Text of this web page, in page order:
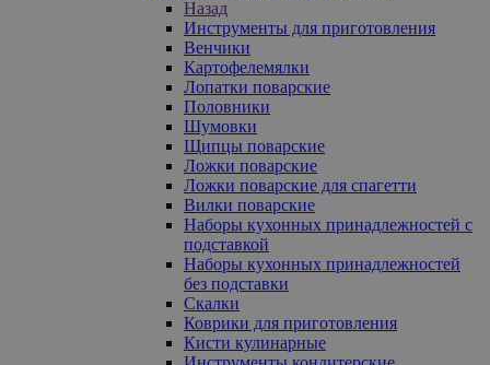
Назад
Инструменты для приготовления
Венчики
Картофелемялки
Лопатки поварские
Половники
Шумовки
Щипцы поварские
Ложки поварские
Ложки поварские для спагетти
Вилки поварские
Наборы кухонных принадлежностей с
подставкой
Наборы кухонных принадлежностей
без подставки
Скалки
Коврики для приготовления
Кисти кулинарные